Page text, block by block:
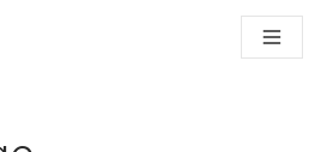
Nieuwe, door AI aangestuurde